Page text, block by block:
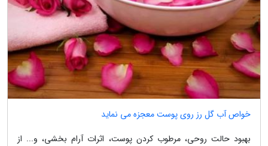
خواص آب گل رز روی پوست معجزه می نماید
بهبود حالت روحی، مرطوب کردن پوست، اثرات آرام بخشی، و... از